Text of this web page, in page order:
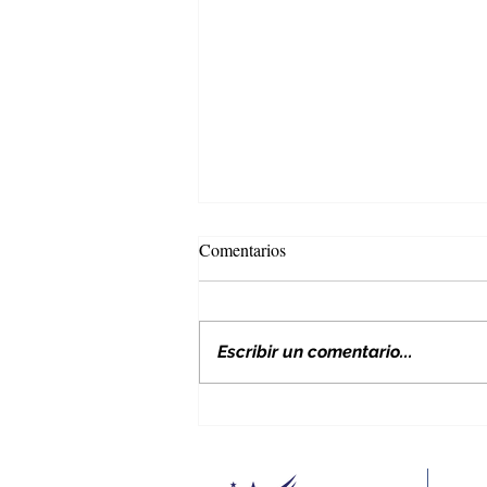
Comentarios
Escribir un comentario...